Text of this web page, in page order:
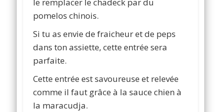
le remplacer le chadeck par du
pomelos chinois.
Si tu as envie de fraicheur et de peps
dans ton assiette, cette entrée sera
parfaite.
Cette entrée est savoureuse et relevée
comme il faut grâce à la sauce chien à
la maracudja.